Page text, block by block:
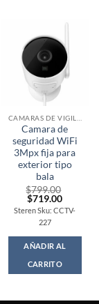
Camara de
seguridad WiFi
3Mpx fija para
exterior tipo
bala
$799.00
Original
price
was:
$799.00.
$719.00Current
price
is:
Steren Sku: CCTV-
227
AÑADIR AL
CARRITO